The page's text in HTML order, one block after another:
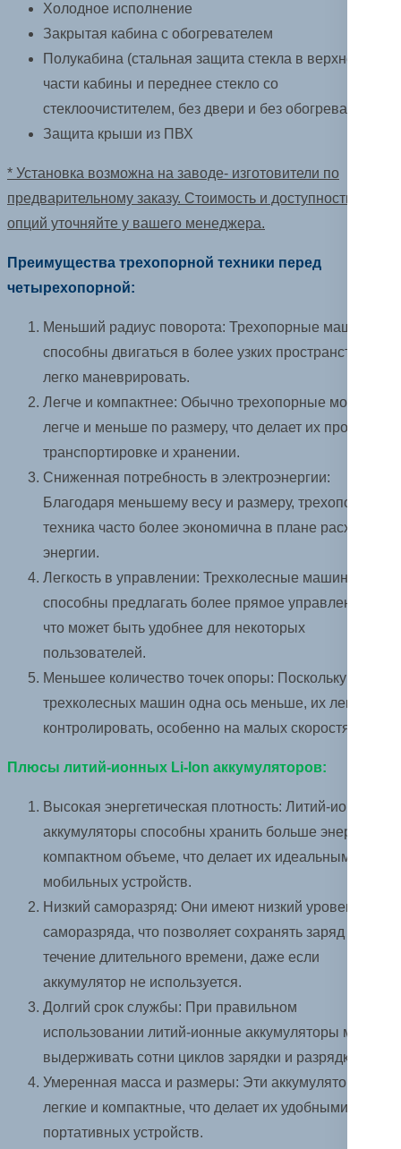
Холодное исполнение
Закрытая кабина с обогревателем
Полукабина (стальная защита стекла в верхней
части кабины и переднее стекло со
стеклоочистителем, без двери и без обогревателя)
Защита крыши из ПВХ
* Установка возможна на заводе- изготовители по
предварительному заказу. Стоимость и доступность
опций уточняйте у вашего менеджера.
Преимущества трехопорной техники перед
четырехопорной:
Меньший радиус поворота: Трехопорные машины
способны двигаться в более узких пространствах и
легко маневрировать.
Легче и компактнее: Обычно трехопорные модели
легче и меньше по размеру, что делает их проще в
транспортировке и хранении.
Сниженная потребность в электроэнергии:
Благодаря меньшему весу и размеру, трехопорная
техника часто более экономична в плане расхода
энергии.
Легкость в управлении: Трехколесные машины
способны предлагать более прямое управление,
что может быть удобнее для некоторых
пользователей.
Меньшее количество точек опоры: Поскольку у
трехколесных машин одна ось меньше, их легче
контролировать, особенно на малых скоростях.
Плюсы литий-ионных Li-Ion аккумуляторов:
Высокая энергетическая плотность: Литий-ионные
аккумуляторы способны хранить больше энергии в
компактном объеме, что делает их идеальными для
мобильных устройств.
Низкий саморазряд: Они имеют низкий уровень
саморазряда, что позволяет сохранять заряд в
течение длительного времени, даже если
аккумулятор не используется.
Долгий срок службы: При правильном
использовании литий-ионные аккумуляторы могут
выдерживать сотни циклов зарядки и разрядки.
Умеренная масса и размеры: Эти аккумуляторы
легкие и компактные, что делает их удобными для
портативных устройств.